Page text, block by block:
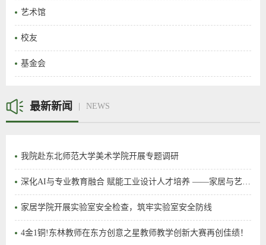
艺术馆
校友
基金会
最新新闻 NEWS
我院赴东北师范大学美术学院开展专题调研
家居学院开展实验室安全检查，筑牢实验室安全防线
4金1铜!东林教师在东方创意之星教师教学创新大赛再创佳绩！